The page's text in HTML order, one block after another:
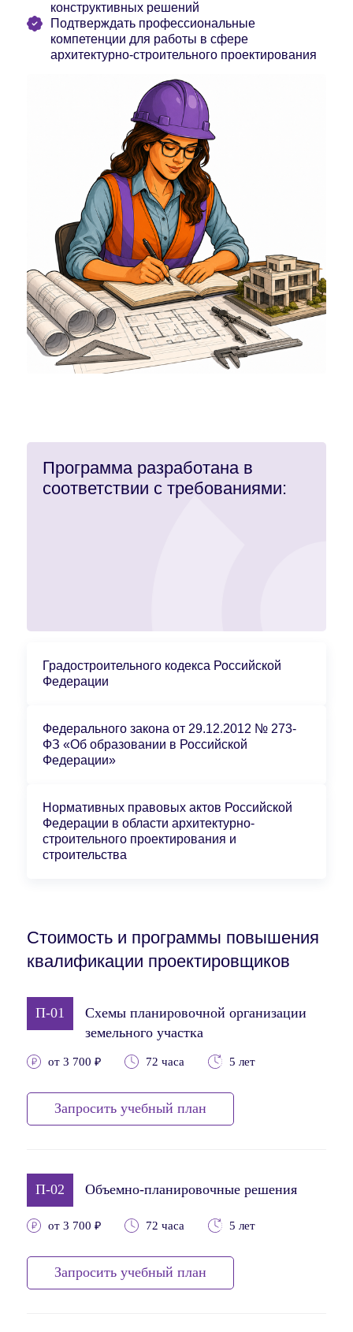
конструктивных решений
Подтверждать профессиональные
компетенции для работы в сфере
архитектурно-строительного проектирования
Программа разработана в
соответствии с требованиями:
Градостроительного кодекса Российской
Федерации
Федерального закона от 29.12.2012 № 273-
ФЗ «Об образовании в Российской
Федерации»
Нормативных правовых актов Российской
Федерации в области архитектурно-
строительного проектирования и
строительства
Стоимость и программы повышения
квалификации проектировщиков
П-01
Схемы планировочной организации
земельного участка
от 3 700 ₽ 72 часа 5 лет
Запросить учебный план
П-02 Объемно-планировочные решения
от 3 700 ₽ 72 часа 5 лет
Запросить учебный план